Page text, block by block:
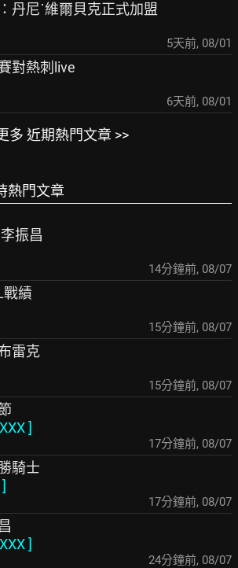
丹尼˙維爾貝克正式加盟
5天前, 08/01
對熱刺live
6天前, 08/01
多 近期熱門文章 >>
熱門文章
振昌
14分鐘前, 08/07
戰績
15分鐘前, 08/07
雷克
15分鐘前, 08/07
]
17分鐘前, 08/07
騎士
]
17分鐘前, 08/07
]
24分鐘前, 08/07